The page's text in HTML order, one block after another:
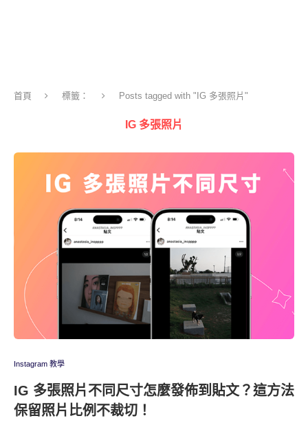
首頁 標籤： Posts tagged with "IG 多張照片"
IG 多張照片
Instagram 教學
IG 多張照片不同尺寸怎麼發佈到貼文？這方法
保留照片比例不裁切！